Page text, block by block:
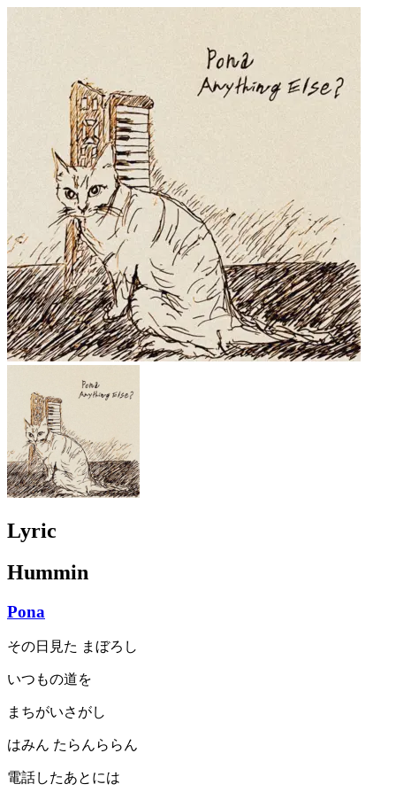
Lyric
Hummin
Pona
その日見た まぼろし
いつもの道を
まちがいさがし
はみん たらんららん
電話したあとには